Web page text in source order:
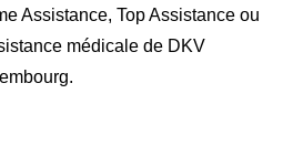
Assistance, Top Assistance ou
médicale de DKV